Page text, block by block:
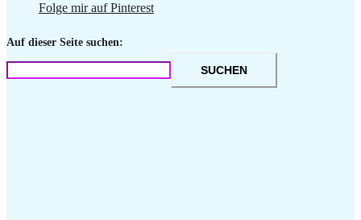
Folge mir auf Pinterest
Auf dieser Seite suchen:
SUCHEN